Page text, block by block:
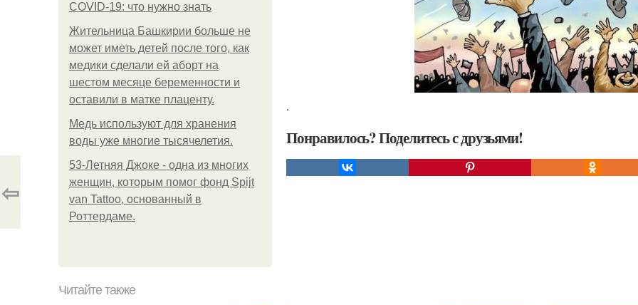
COVID-19: что нужно знать
Жительница Башкирии больше не
может иметь детей после того, как
медики сделали ей аборт на
шестом месяце беременности и
оставили в матке плаценту.
Медь используют для хранения
воды уже многие тысячелетия.
53-Летняя Джоке - одна из многих
женщин, которым помог фонд Spijt
van Tattoo, основанный в
Роттердаме.
.
Понравилось? Поделитесь с друзьями!
⇦
Читайте также